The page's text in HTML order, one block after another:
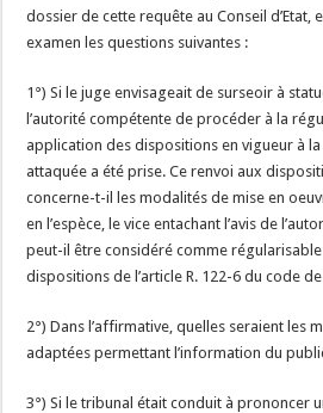
dossier de cette requête au Conseil d’Etat,
examen les questions suivantes :
1°) Si le juge envisageait de surseoir à
l’autorité compétente de procéder à la
application des dispositions en vigueur à
attaquée a été prise. Ce renvoi aux
concerne-t-il les modalités de mise en
en l’espèce, le vice entachant l’avis de
peut-il être considéré comme
dispositions de l’article R. 122-6 du code de
2°) Dans l’affirmative, quelles seraient les
adaptées permettant l’information du
3°) Si le tribunal était conduit à prononcer